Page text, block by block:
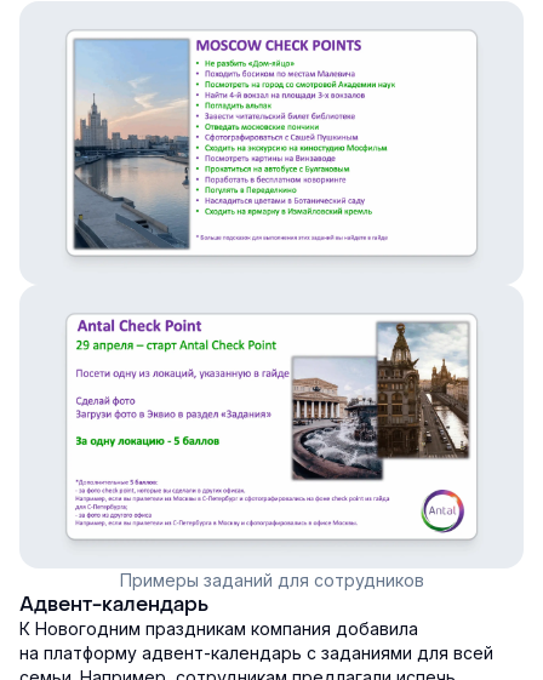
Примеры заданий для сотрудников
Адвент-календарь
К Новогодним праздникам компания добавила
на платформу адвент-календарь с заданиями для всей